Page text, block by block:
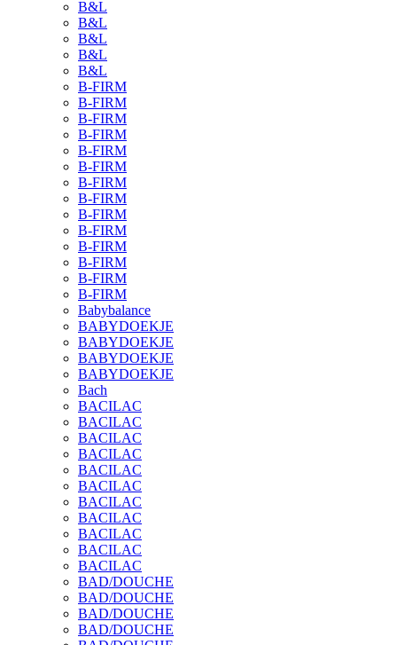
B&L
B&L
B&L
B&L
B&L
B-FIRM
B-FIRM
B-FIRM
B-FIRM
B-FIRM
B-FIRM
B-FIRM
B-FIRM
B-FIRM
B-FIRM
B-FIRM
B-FIRM
B-FIRM
B-FIRM
Babybalance
BABYDOEKJE
BABYDOEKJE
BABYDOEKJE
BABYDOEKJE
Bach
BACILAC
BACILAC
BACILAC
BACILAC
BACILAC
BACILAC
BACILAC
BACILAC
BACILAC
BACILAC
BACILAC
BAD/DOUCHE
BAD/DOUCHE
BAD/DOUCHE
BAD/DOUCHE